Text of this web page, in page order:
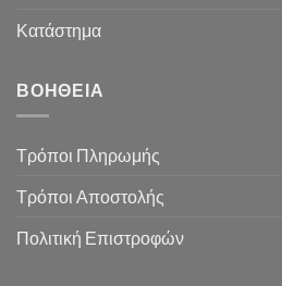
Κατάστημα
ΒΟΉΘΕΙΑ
Τρόποι Πληρωμής
Τρόποι Αποστολής
Πολιτική Επιστροφών